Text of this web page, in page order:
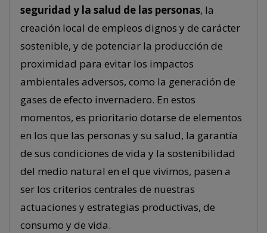
seguridad y la salud de las personas, la
creación local de empleos dignos y de carácter
sostenible, y de potenciar la producción de
proximidad para evitar los impactos
ambientales adversos, como la generación de
gases de efecto invernadero. En estos
momentos, es prioritario dotarse de elementos
en los que las personas y su salud, la garantía
de sus condiciones de vida y la sostenibilidad
del medio natural en el que vivimos, pasen a
ser los criterios centrales de nuestras
actuaciones y estrategias productivas, de
consumo y de vida.